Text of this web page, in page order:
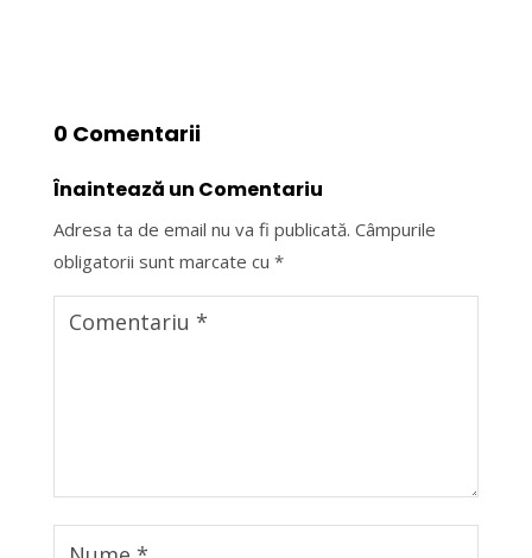
0 Comentarii
Înaintează un Comentariu
Adresa ta de email nu va fi publicată. Câmpurile
obligatorii sunt marcate cu *